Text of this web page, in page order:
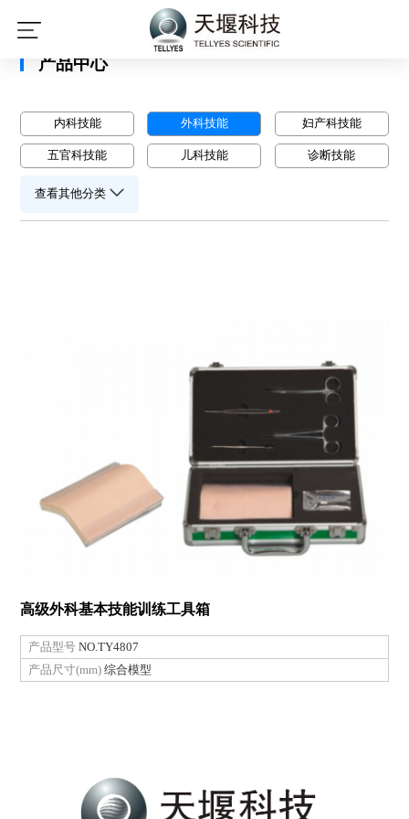
产品中心
内科技能 外科技能 妇产科技能
五官科技能 儿科技能 诊断技能
查看其他分类
高级外科基本技能训练工具箱
产品型号 NO.TY4807
产品尺寸(mm) 综合模型